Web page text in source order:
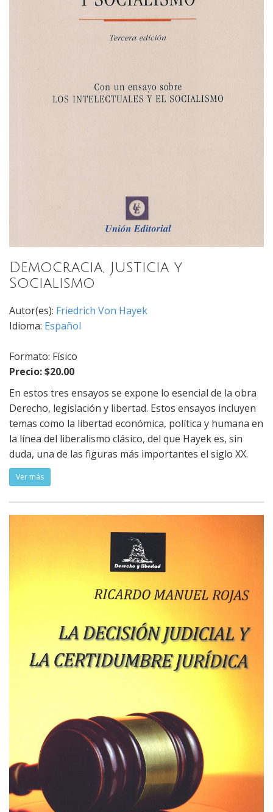
Democracia, Justicia y
Socialismo
Autor(es): Friedrich Von Hayek
Idioma: Español
Formato: Físico
Precio: $20.00
En estos tres ensayos se expone lo esencial de la obra
Derecho, legislación y libertad. Estos ensayos incluyen
temas como la libertad económica, política y humana en
la línea del liberalismo clásico, del que Hayek es, sin
duda, una de las figuras más importantes el siglo XX.
Ver más